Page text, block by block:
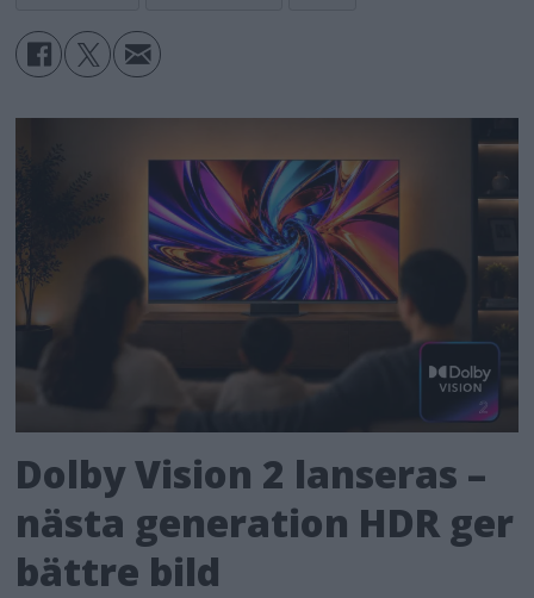
Dolby Vision 2 lanseras –
nästa generation HDR ger
bättre bild